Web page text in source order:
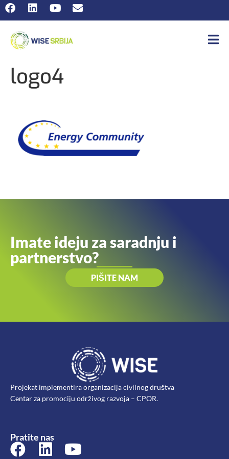
logo4
Imate ideju za saradnju i
partnerstvo?
PIŠITE NAM
Projekat implementira organizacija civilnog društva
Centar za promociju održivog razvoja – CPOR.
Pratite nas